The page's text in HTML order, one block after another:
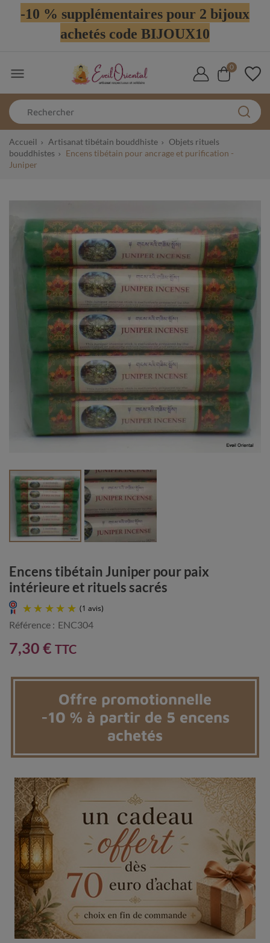
-10 % supplémentaires pour 2 bijoux
achetés code BIJOUX10
 0
Accueil Artisanat tibétain bouddhiste
Objets rituels
bouddhistes
Encens tibétain pour ancrage et purification -
Juniper
Encens tibétain Juniper pour paix
intérieure et rituels sacrés
(1 avis)
Référence : ENC304
7,30 € TTC
Offre promotionnelle
-10 % à partir de 5 encens
achetés